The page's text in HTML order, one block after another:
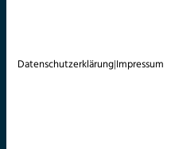
Hier können Sie uns
Datenschutzerklärung|Impressum